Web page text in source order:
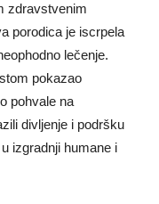
zdravstvenim
porodica je iscrpela
lečenje.
pokazao
pohvale na
divljenje i podršku
izgradnji humane i